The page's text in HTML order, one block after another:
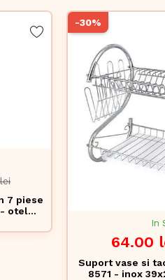
7 piese
- otel
-30%
In
64.00
Suport vase si
8571 - inox